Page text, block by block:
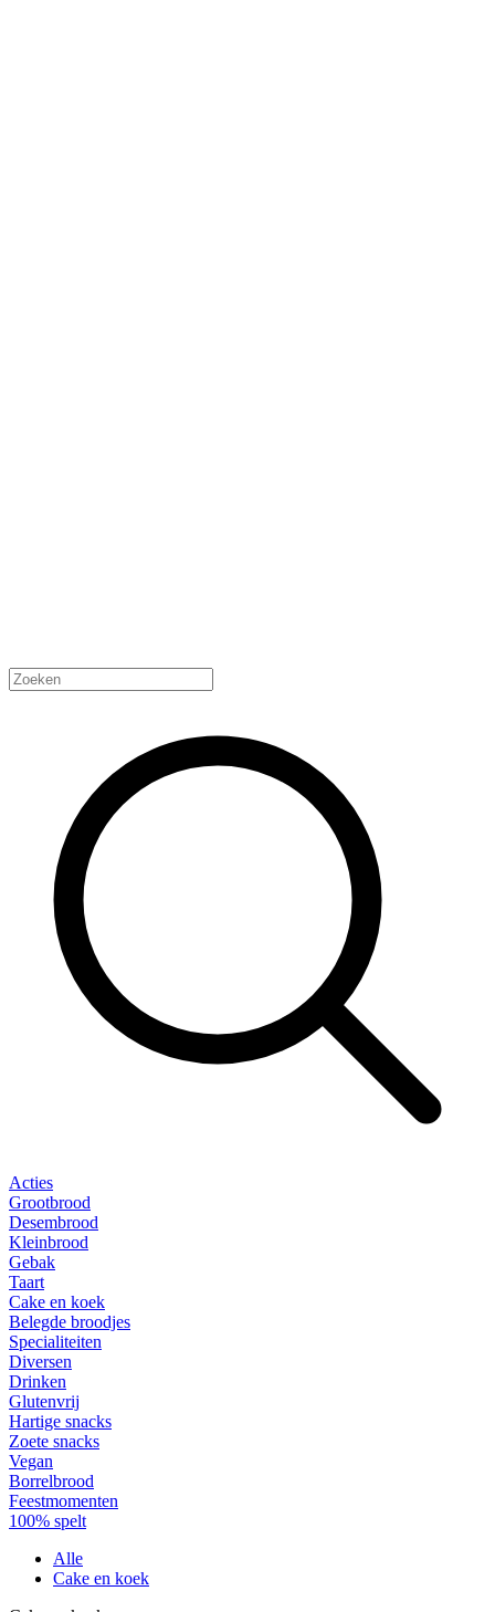
Acties
Grootbrood
Desembrood
Kleinbrood
Gebak
Taart
Cake en koek
Belegde broodjes
Specialiteiten
Diversen
Drinken
Glutenvrij
Hartige snacks
Zoete snacks
Vegan
Borrelbrood
Feestmomenten
100% spelt
Alle
Cake en koek